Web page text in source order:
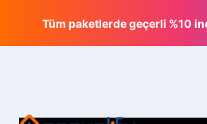
Tüm paketlerde geçerli %10